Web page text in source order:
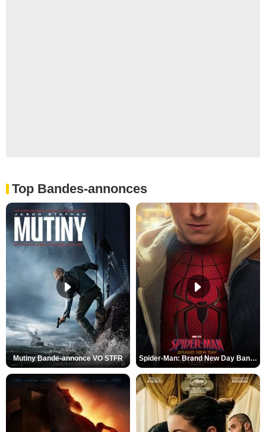
Top Bandes-annonces
Mutiny Bande-annonce VO STFR Spider-Man: Brand New Day Bande-annonce VO STFR